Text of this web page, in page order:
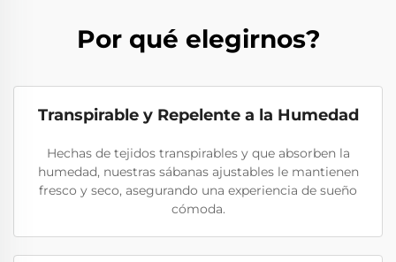
Por qué elegirnos?
Transpirable y Repelente a la Humedad
Hechas de tejidos transpirables y que absorben la
humedad, nuestras sábanas ajustables le mantienen
fresco y seco, asegurando una experiencia de sueño
cómoda.